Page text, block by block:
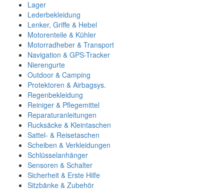
Lager
Lederbekleidung
Lenker, Griffe & Hebel
Motorenteile & Kühler
Motorradheber & Transport
Navigation & GPS-Tracker
Nierengurte
Outdoor & Camping
Protektoren & Airbagsys.
Regenbekleidung
Reiniger & Pflegemittel
Reparaturanleitungen
Rucksäcke & Kleintaschen
Sattel- & Reisetaschen
Scheiben & Verkleidungen
Schlüsselanhänger
Sensoren & Schalter
Sicherheit & Erste Hilfe
Sitzbänke & Zubehör